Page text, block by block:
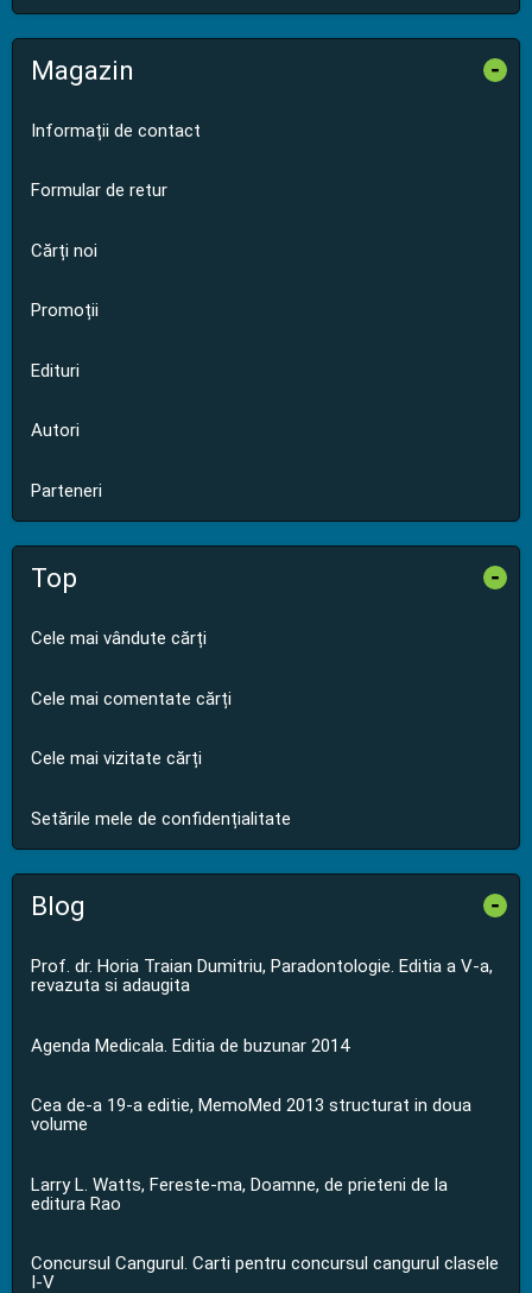
Magazin -
Informații de contact
Formular de retur
Cărți noi
Promoții
Edituri
Autori
Parteneri
Top -
Cele mai vândute cărți
Cele mai comentate cărți
Cele mai vizitate cărți
Setările mele de confidențialitate
Blog -
Prof. dr. Horia Traian Dumitriu, Paradontologie. Editia a V-a,
revazuta si adaugita
Agenda Medicala. Editia de buzunar 2014
Cea de-a 19-a editie, MemoMed 2013 structurat in doua
volume
Larry L. Watts, Fereste-ma, Doamne, de prieteni de la
editura Rao
Concursul Cangurul. Carti pentru concursul cangurul clasele
I-V